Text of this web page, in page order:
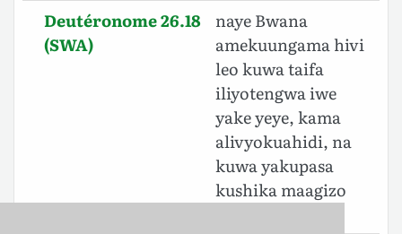
Deutéronome 26.18
(SWA)
naye Bwana
amekuungama hivi
leo kuwa taifa
iliyotengwa iwe
yake yeye, kama
alivyokuahidi, na
kuwa yakupasa
kushika maagizo